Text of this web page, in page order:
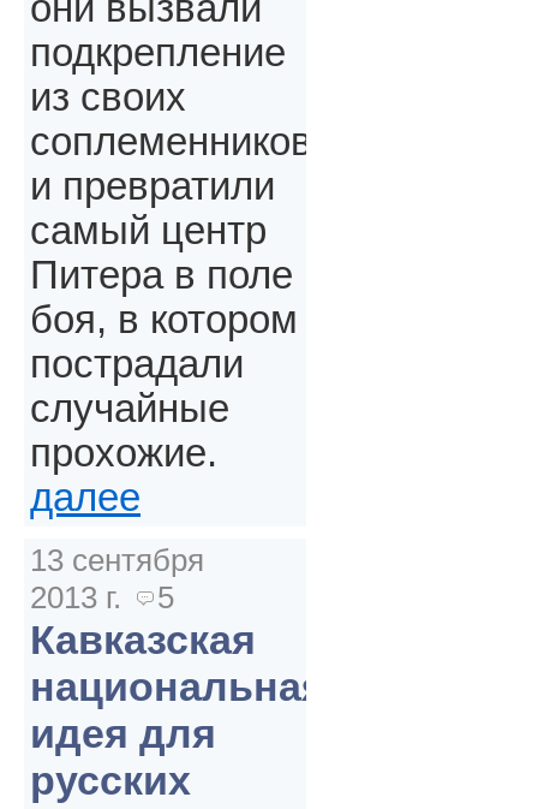
они вызвали
подкрепление
из своих
соплеменников
и превратили
самый центр
Питера в поле
боя, в котором
пострадали
случайные
прохожие.
далее
13 сентября
2013 г.
5
Кавказская
национальная
идея для
русских